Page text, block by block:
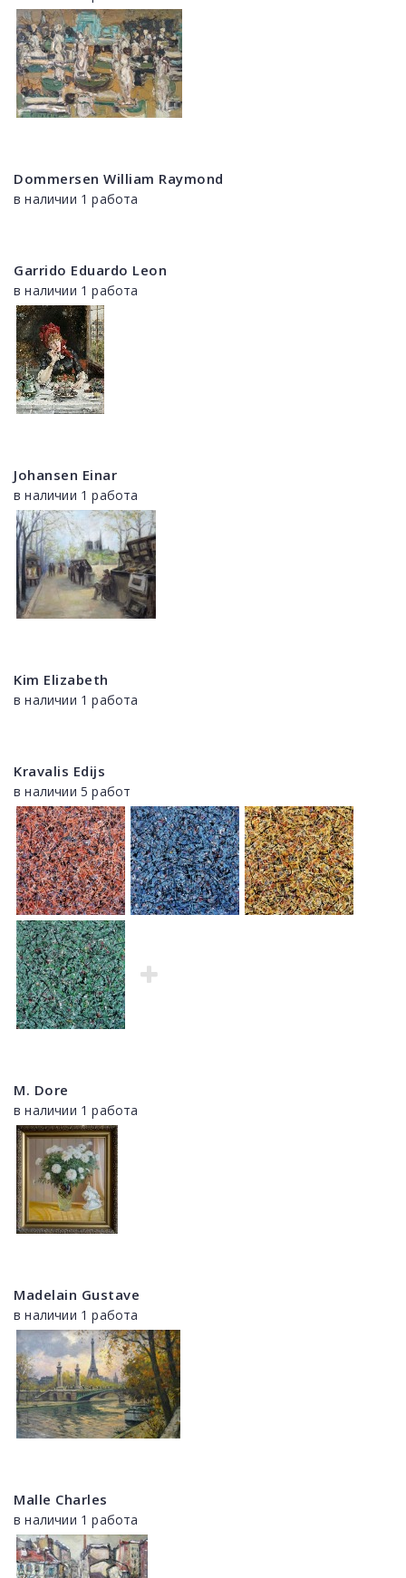
Dommersen William Raymond
в наличии 1 работа
Garrido Eduardo Leon
в наличии 1 работа
Johansen Einar
в наличии 1 работа
Kim Elizabeth
в наличии 1 работа
Kravalis Edijs
в наличии 5 работ
M. Dore
в наличии 1 работа
Madelain Gustave
в наличии 1 работа
Malle Charles
в наличии 1 работа